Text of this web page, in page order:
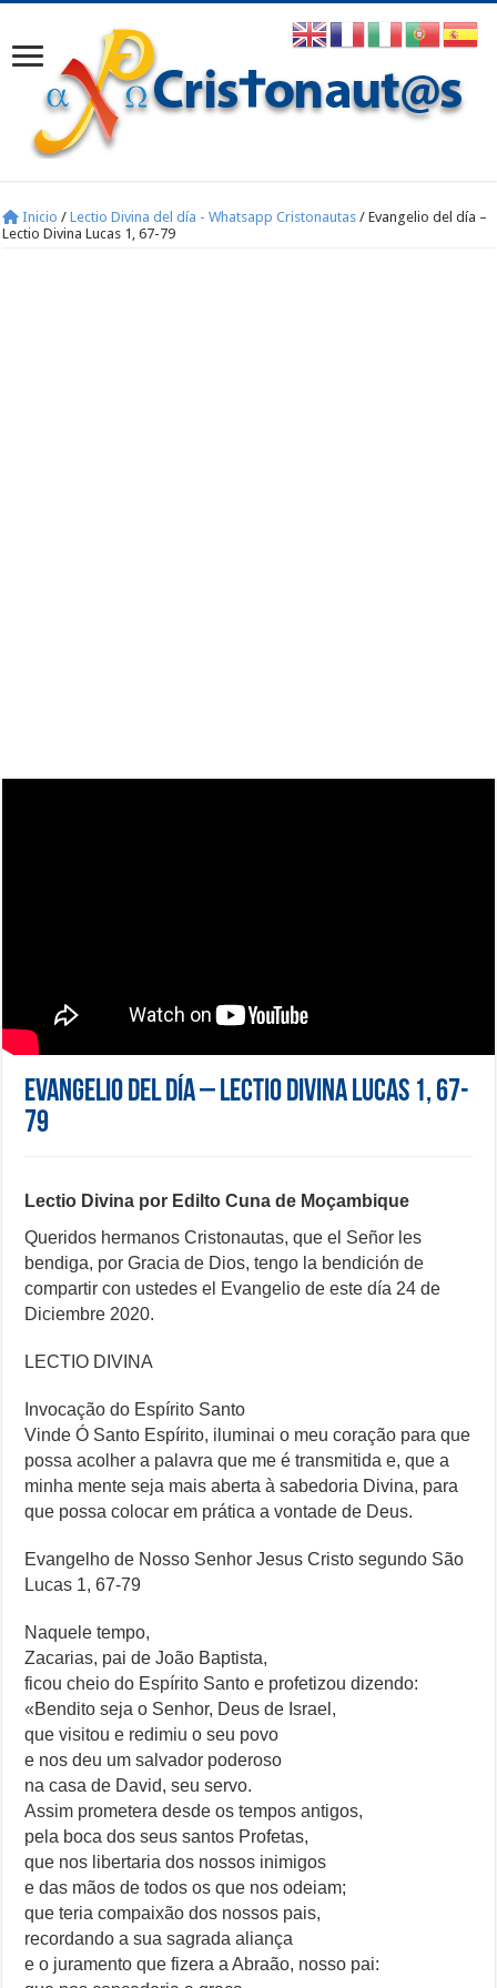
Inicio / Lectio Divina del día - Whatsapp Cristonautas / Evangelio del día –
Lectio Divina Lucas 1, 67-79
Evangelio del día – Lectio Divina Lucas 1, 67-
79
Lectio Divina por Edilto Cuna de Moçambique
Queridos hermanos Cristonautas, que el Señor les
bendiga, por Gracia de Dios, tengo la bendición de
compartir con ustedes el Evangelio de este día 24 de
Diciembre 2020.
LECTIO DIVINA
Invocação do Espírito Santo
Vinde Ó Santo Espírito, iluminai o meu coração para que
possa acolher a palavra que me é transmitida e, que a
minha mente seja mais aberta à sabedoria Divina, para
que possa colocar em prática a vontade de Deus.
Evangelho de Nosso Senhor Jesus Cristo segundo São
Lucas 1, 67-79
Naquele tempo,
Zacarias, pai de João Baptista,
ficou cheio do Espírito Santo e profetizou dizendo:
«Bendito seja o Senhor, Deus de Israel,
que visitou e redimiu o seu povo
e nos deu um salvador poderoso
na casa de David, seu servo.
Assim prometera desde os tempos antigos,
pela boca dos seus santos Profetas,
que nos libertaria dos nossos inimigos
e das mãos de todos os que nos odeiam;
que teria compaixão dos nossos pais,
recordando a sua sagrada aliança
e o juramento que fizera a Abraão, nosso pai: